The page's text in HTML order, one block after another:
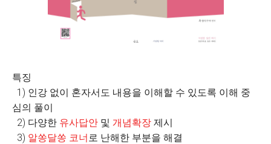
특징
1) 인강 없이 혼자서도 내용을 이해할 수 있도록 이해 중
심의 풀이
2) 다양한 유사답안 및 개념확장 제시
3) 알쏭달쏭 코너로 난해한 부분을 해결